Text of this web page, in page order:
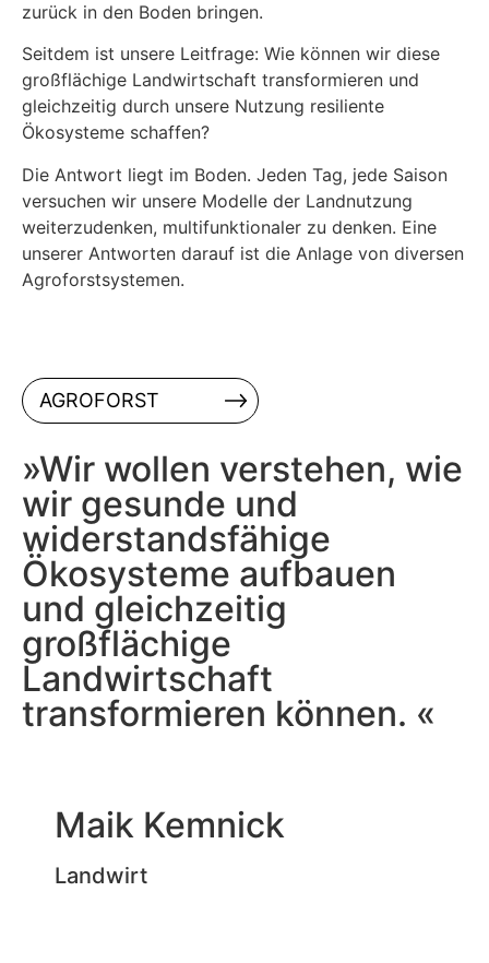
zurück in den Boden bringen.
Seitdem ist unsere Leitfrage: Wie können wir diese
großflächige Landwirtschaft transformieren und
gleichzeitig durch unsere Nutzung resiliente
Ökosysteme schaffen?
Die Antwort liegt im Boden. Jeden Tag, jede Saison
versuchen wir unsere Modelle der Landnutzung
weiterzudenken, multifunktionaler zu denken. Eine
unserer Antworten darauf ist die Anlage von diversen
Agroforstsystemen.
AGROFORST
»Wir wollen verstehen, wie
wir gesunde und
widerstandsfähige
Ökosysteme aufbauen
und gleichzeitig
großflächige
Landwirtschaft
transformieren können. «
Maik Kemnick
Landwirt